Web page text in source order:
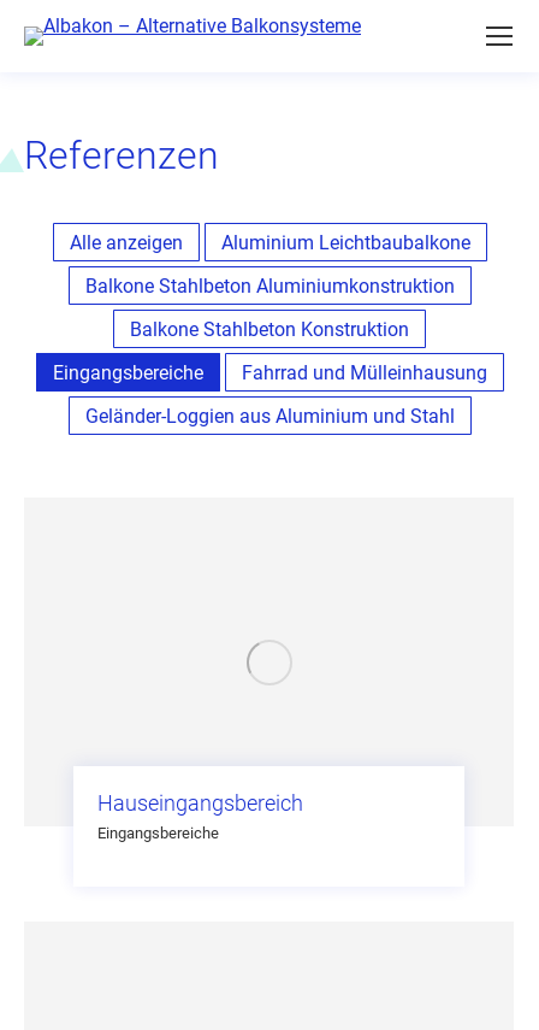
Referenzen
Alle anzeigen
Aluminium Leichtbaubalkone
Balkone Stahlbeton Aluminiumkonstruktion
Balkone Stahlbeton Konstruktion
Eingangsbereiche
Fahrrad und Mülleinhausung
Geländer-Loggien aus Aluminium und Stahl
Hauseingangsbereich
Eingangsbereiche